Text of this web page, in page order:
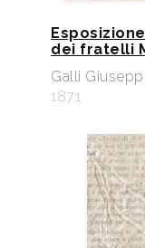
dei fratelli
Galli
1871